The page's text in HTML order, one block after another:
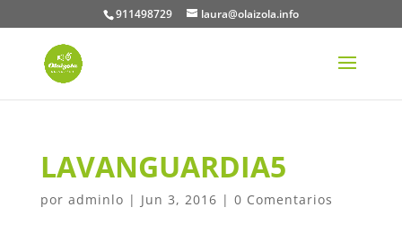
911498729 laura@olaizola.info
LAVANGUARDIA5
por adminlo | Jun 3, 2016 | 0 Comentarios